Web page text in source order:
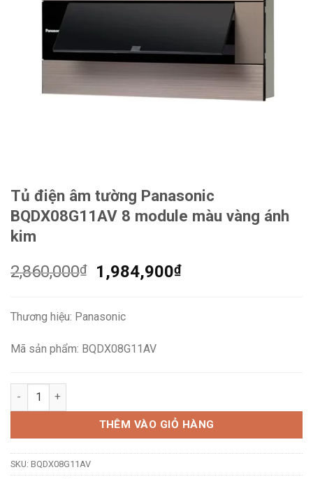
Tủ điện âm tường Panasonic
BQDX08G11AV 8 module màu vàng ánh
kim
2,860,000₫
Giá
2,860,000₫.
1,984,900₫Giá
Thương hiệu: Panasonic
Mã sản phẩm: BQDX08G11AV
Tủ điện âm tường Panasonic BQDX08G11AV 8 module màu
THÊM VÀO GIỎ HÀNG
SKU: BQDX08G11AV